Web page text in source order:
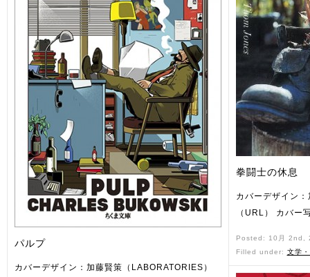
パルプ
カバーデザイン：加藤賢策（LABORATORIES）
拳闘士の休息
カバーデザイン
（URL） カバー
Posted: 10月
Filled under: 文学